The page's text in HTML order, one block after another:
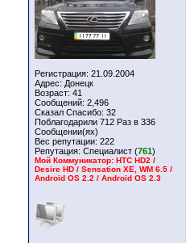
Регистрация: 21.09.2004
Адрес: Донецк
Возраст: 41
Сообщений: 2,496
Сказал Спасибо: 32
Поблагодарили 712 Раз в 336
Сообщении(ях)
Вес репутации: 222
Репутация: Специалист (761)
Мой Коммуникатор: HTC HD2 /
Desire HD / Sensation XE, WM 6.5 /
Android OS 2.2 / Android OS 2.3